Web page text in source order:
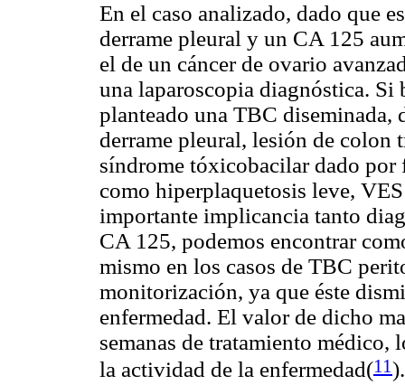
En el caso analizado, dado que
derrame pleural y un CA 125
el de un cáncer de ovario
una laparoscopia diagnóstica. Si
planteado una TBC diseminada,
derrame pleural, lesión de colon
síndrome tóxicobacilar dado por
como hiperplaquetosis leve,
importante implicancia tanto
CA 125, podemos encontrar
mismo en los casos de TBC
monitorización, ya que éste
enfermedad. El valor de dicho
semanas de tratamiento
la actividad de la enfermedad(11).